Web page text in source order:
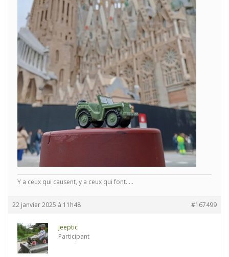
Y a ceux qui causent, y a ceux qui font.....
22 janvier 2025 à 11h48 #167499
jeeptic
Participant